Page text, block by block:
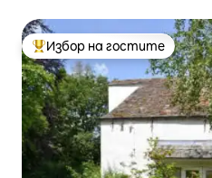
Най-популярен избор на
Избор на гостите